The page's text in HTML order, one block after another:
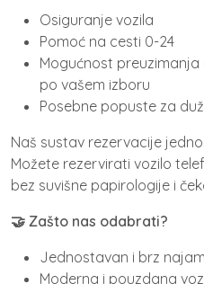
Osiguranje vozila
Pomoć na cesti 0-24
Mogućnost
po vašem izboru
Posebne popuste za
Naš sustav rezervacije
Možete rezervirati vozilo
bez suvišne papirologije i
🤝 Zašto nas odabrati?
Jednostavan i brz
Moderna i pouzdana